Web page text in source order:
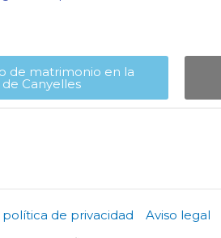
de matrimonio en la
Canyelles​
de privacidad
Aviso legal